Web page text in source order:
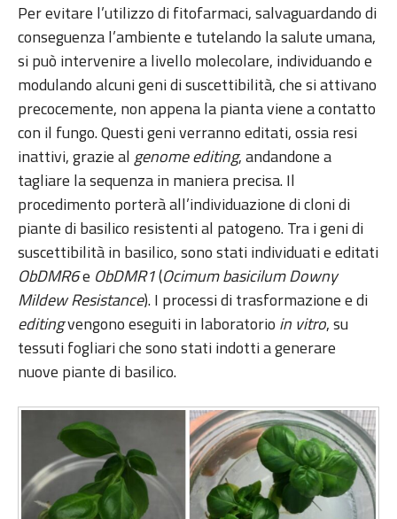
Per evitare l’utilizzo di fitofarmaci, salvaguardando di
conseguenza l’ambiente e tutelando la salute umana,
si può intervenire a livello molecolare, individuando e
modulando alcuni geni di suscettibilità, che si attivano
precocemente, non appena la pianta viene a contatto
con il fungo. Questi geni verranno editati, ossia resi
inattivi, grazie al genome editing, andandone a
tagliare la sequenza in maniera precisa. Il
procedimento porterà all’individuazione di cloni di
piante di basilico resistenti al patogeno. Tra i geni di
suscettibilità in basilico, sono stati individuati e editati
ObDMR6e ObDMR1(Ocimum basicilum Downy
Mildew Resistance). I processi di trasformazione e di
editingvengono eseguiti in laboratorio in vitro, su
tessuti fogliari che sono stati indotti a generare
nuove piante di basilico.